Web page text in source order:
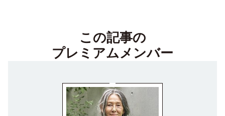
この記事の
プレミアムメンバー